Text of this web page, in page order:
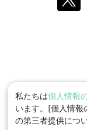
私たちは個人情報
います。[個人情報
の第三者提供につ